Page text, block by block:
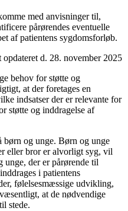
med anvisninger til,
pårørendes eventuelle
af patientens sygdomsforløb.
opdateret d. 28. november 2025
behov for støtte og
at der foretages en
indsatser der er relevante for
støtte og inddragelse af
og unge. Børn og unge
eller bror er alvorligt syg, vil
der er pårørende til
i patientens
følelsesmæssige udvikling,
at de nødvendige
stede.